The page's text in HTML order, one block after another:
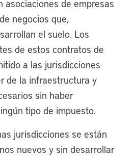
asociaciones de empresas
negocios que,
el suelo. Los
de estos contratos de
a las jurisdicciones
de la infraestructura y
sin haber
tipo de impuesto.
jurisdicciones se están
nuevos y sin desarrollar